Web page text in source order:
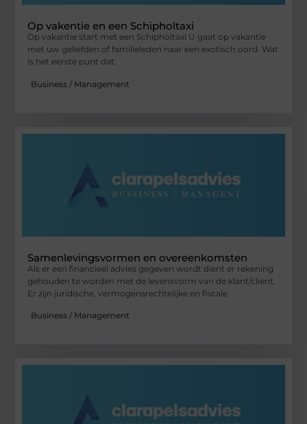
Op vakentie en een Schipholtaxi
Op vakantie start met een Schipholtaxi U gaat op vakantie
met uw geliefden of familieleden naar een exotisch oord. Wat
is het eerste punt dat
Business / Management
Samenlevingsvormen en overeenkomsten
Als er een financieel advies gegeven wordt dient er rekening
gehouden te worden met de levensvorm van de klant/cliënt.
Er zijn juridische, vermogensrechtelijke en fiscale
Business / Management